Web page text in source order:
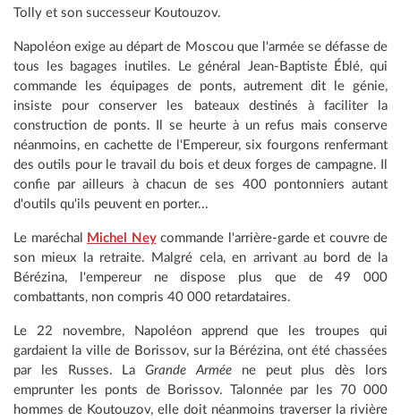
Tolly et son successeur Koutouzov.
Napoléon exige au départ de Moscou que l'armée se défasse de
tous les bagages inutiles. Le général Jean-Baptiste Éblé, qui
commande les équipages de ponts, autrement dit le génie,
insiste pour conserver les bateaux destinés à faciliter la
construction de ponts. Il se heurte à un refus mais conserve
néanmoins, en cachette de l'Empereur, six fourgons renfermant
des outils pour le travail du bois et deux forges de campagne. Il
confie par ailleurs à chacun de ses 400 pontonniers autant
d'outils qu'ils peuvent en porter...
Le maréchal Michel Neycommande l'arrière-garde et couvre de
son mieux la retraite. Malgré cela, en arrivant au bord de la
Bérézina, l'empereur ne dispose plus que de 49 000
combattants, non compris 40 000 retardataires.
Le 22 novembre, Napoléon apprend que les troupes qui
gardaient la ville de Borissov, sur la Bérézina, ont été chassées
par les Russes. LaGrande Armée ne peut plus dès lors
emprunter les ponts de Borissov. Talonnée par les 70 000
hommes de Koutouzov, elle doit néanmoins traverser la rivière